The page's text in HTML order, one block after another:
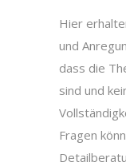
Hier
und
dass die
sind und
Fragen